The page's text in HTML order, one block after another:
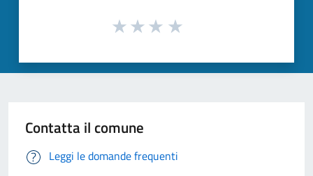
Contatta il comune
Leggi le domande frequenti